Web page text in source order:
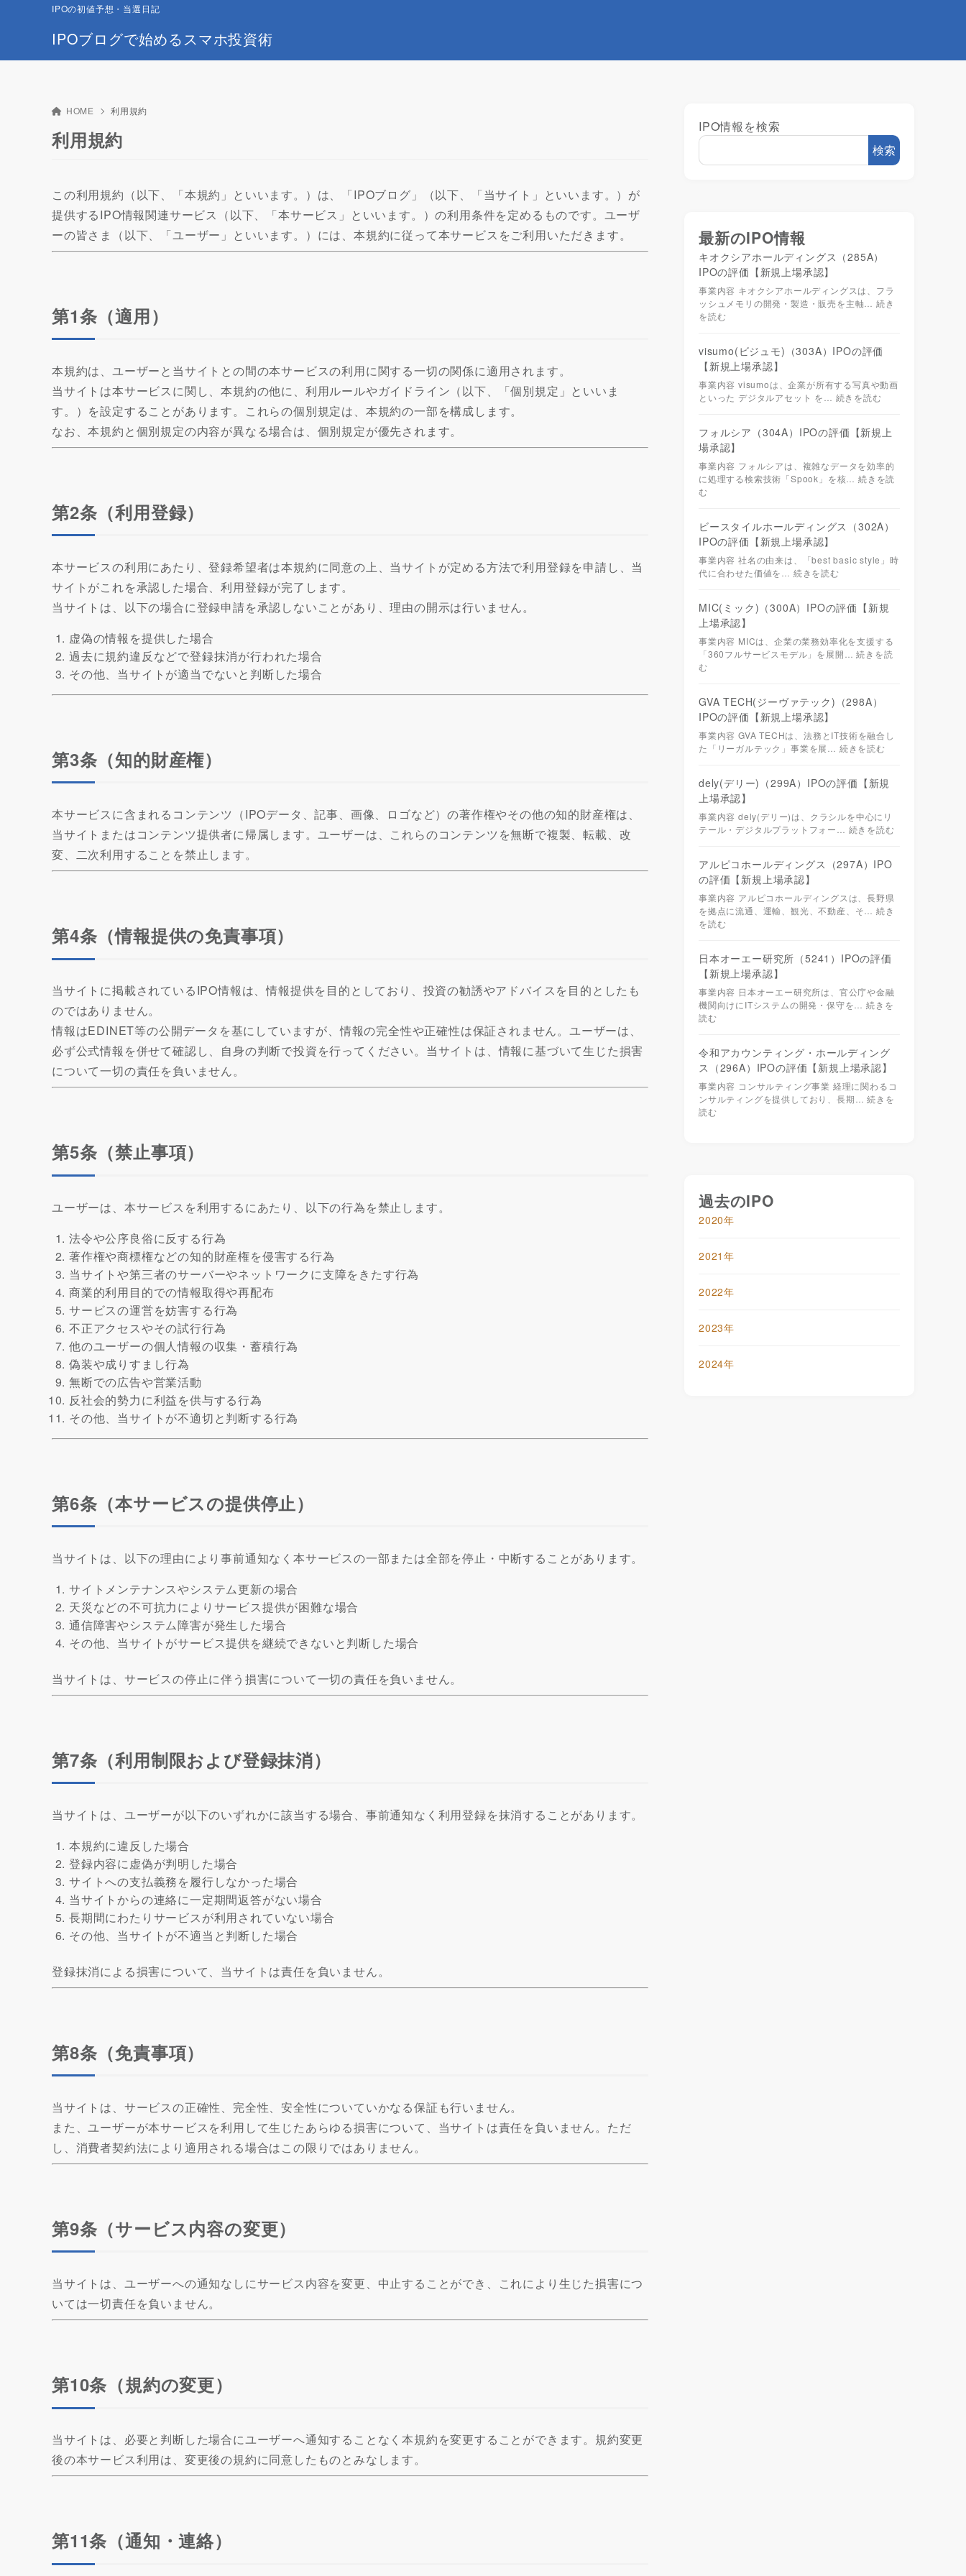
IPOブログで始めるスマホ投資術
IPOの初値予想・当選日記
HOME 利用規約
利用規約
この利用規約（以下、「本規約」といいます。）は、「IPOブログ」（以下、「当サイト」といいます。）が
提供するIPO情報関連サービス（以下、「本サービス」といいます。）の利用条件を定めるものです。ユーザ
ーの皆さま（以下、「ユーザー」といいます。）には、本規約に従って本サービスをご利用いただきます。
第1条（適用）
本規約は、ユーザーと当サイトとの間の本サービスの利用に関する一切の関係に適用されます。
当サイトは本サービスに関し、本規約の他に、利用ルールやガイドライン（以下、「個別規定」といいま
す。）を設定することがあります。これらの個別規定は、本規約の一部を構成します。
なお、本規約と個別規定の内容が異なる場合は、個別規定が優先されます。
第2条（利用登録）
本サービスの利用にあたり、登録希望者は本規約に同意の上、当サイトが定める方法で利用登録を申請し、当
サイトがこれを承認した場合、利用登録が完了します。
当サイトは、以下の場合に登録申請を承認しないことがあり、理由の開示は行いません。
虚偽の情報を提供した場合
過去に規約違反などで登録抹消が行われた場合
その他、当サイトが適当でないと判断した場合
第3条（知的財産権）
本サービスに含まれるコンテンツ（IPOデータ、記事、画像、ロゴなど）の著作権やその他の知的財産権は、
当サイトまたはコンテンツ提供者に帰属します。ユーザーは、これらのコンテンツを無断で複製、転載、改
変、二次利用することを禁止します。
第4条（情報提供の免責事項）
当サイトに掲載されているIPO情報は、情報提供を目的としており、投資の勧誘やアドバイスを目的としたも
のではありません。
情報はEDINET等の公開データを基にしていますが、情報の完全性や正確性は保証されません。ユーザーは、
必ず公式情報を併せて確認し、自身の判断で投資を行ってください。当サイトは、情報に基づいて生じた損害
について一切の責任を負いません。
第5条（禁止事項）
ユーザーは、本サービスを利用するにあたり、以下の行為を禁止します。
法令や公序良俗に反する行為
著作権や商標権などの知的財産権を侵害する行為
当サイトや第三者のサーバーやネットワークに支障をきたす行為
商業的利用目的での情報取得や再配布
サービスの運営を妨害する行為
不正アクセスやその試行行為
他のユーザーの個人情報の収集・蓄積行為
偽装や成りすまし行為
無断での広告や営業活動
反社会的勢力に利益を供与する行為
その他、当サイトが不適切と判断する行為
第6条（本サービスの提供停止）
当サイトは、以下の理由により事前通知なく本サービスの一部または全部を停止・中断することがあります。
サイトメンテナンスやシステム更新の場合
天災などの不可抗力によりサービス提供が困難な場合
通信障害やシステム障害が発生した場合
その他、当サイトがサービス提供を継続できないと判断した場合
当サイトは、サービスの停止に伴う損害について一切の責任を負いません。
第7条（利用制限および登録抹消）
当サイトは、ユーザーが以下のいずれかに該当する場合、事前通知なく利用登録を抹消することがあります。
本規約に違反した場合
登録内容に虚偽が判明した場合
サイトへの支払義務を履行しなかった場合
当サイトからの連絡に一定期間返答がない場合
長期間にわたりサービスが利用されていない場合
その他、当サイトが不適当と判断した場合
登録抹消による損害について、当サイトは責任を負いません。
第8条（免責事項）
当サイトは、サービスの正確性、完全性、安全性についていかなる保証も行いません。
また、ユーザーが本サービスを利用して生じたあらゆる損害について、当サイトは責任を負いません。ただ
し、消費者契約法により適用される場合はこの限りではありません。
第9条（サービス内容の変更）
当サイトは、ユーザーへの通知なしにサービス内容を変更、中止することができ、これにより生じた損害につ
いては一切責任を負いません。
第10条（規約の変更）
当サイトは、必要と判断した場合にユーザーへ通知することなく本規約を変更することができます。規約変更
後の本サービス利用は、変更後の規約に同意したものとみなします。
第11条（通知・連絡）
IPO情報を検索
検索
最新のIPO情報
キオクシアホールディングス（285A）
IPOの評価【新規上場承認】
事業内容 キオクシアホールディングスは、フラ
ッシュメモリの開発・製造・販売を主軸…続き
を読む
visumo(ビジュモ)（303A）IPOの評価
【新規上場承認】
事業内容 visumoは、企業が所有する写真や動画
といった デジタルアセット を… 続きを読む
フォルシア（304A）IPOの評価【新規上
場承認】
事業内容 フォルシアは、複雑なデータを効率的
に処理する検索技術「Spook」を核…続きを読
む
ビースタイルホールディングス（302A）
IPOの評価【新規上場承認】
事業内容 社名の由来は、「best basic style」時
代に合わせた価値を… 続きを読む
MIC(ミック)（300A）IPOの評価【新規
上場承認】
事業内容 MICは、企業の業務効率化を支援する
「360フルサービスモデル」を展開…続きを読
む
GVA TECH(ジーヴァテック)（298A）
IPOの評価【新規上場承認】
事業内容 GVA TECHは、法務とIT技術を融合し
た「リーガルテック」事業を展… 続きを読む
dely(デリー)（299A）IPOの評価【新規
上場承認】
事業内容 dely(デリー)は、クラシルを中心にリ
テール・デジタルプラットフォー… 続きを読む
アルピコホールディングス（297A）IPO
の評価【新規上場承認】
事業内容 アルピコホールディングスは、長野県
を拠点に流通、運輸、観光、不動産、そ…続き
を読む
日本オーエー研究所（5241）IPOの評価
【新規上場承認】
事業内容 日本オーエー研究所は、官公庁や金融
機関向けにITシステムの開発・保守を…続きを
読む
令和アカウンティング・ホールディング
ス（296A）IPOの評価【新規上場承認】
事業内容 コンサルティング事業 経理に関わるコ
ンサルティングを提供しており、長期…続きを
読む
過去のIPO
2020年
2021年
2022年
2023年
2024年